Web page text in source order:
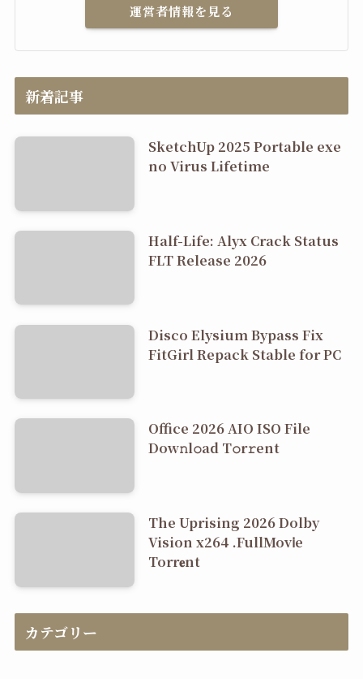
運営者情報を見る
新着記事
SketchUp 2025 Portable exe
no Virus Lifetime
Half-Life: Alyx Crack Status
FLT Release 2026
Disco Elysium Bypass Fix
FitGirl Repack Stable for PC
Office 2026 AIO ISO File
Dоw𝚗l𝚘ad T𝚘r𝚛ent
The Uprising 2026 Dolby
Vision x264 .FullMov𝗂e
Torr𝐞nt
カテゴリー